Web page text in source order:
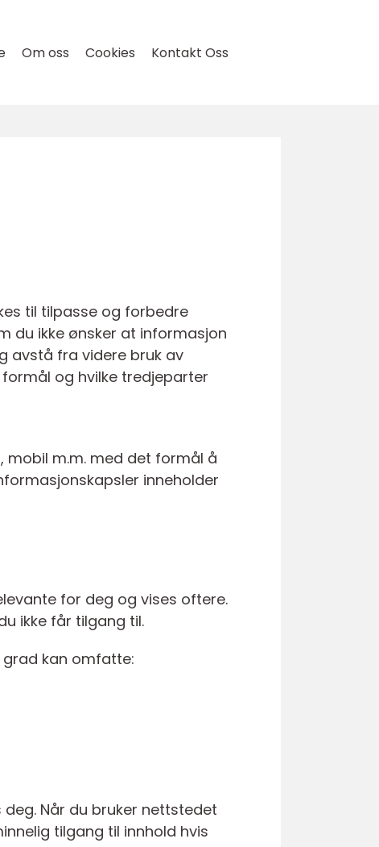
Om oss Cookies Kontakt Oss
til tilpasse og forbedre
du ikke ønsker at informasjon
avstå fra videre bruk av
og hvilke tredjeparter
mobil m.m. med det formål å
inneholder
for deg og vises oftere.
ikke får tilgang til.
kan omfatte:
Når du bruker nettstedet
tilgang til innhold hvis